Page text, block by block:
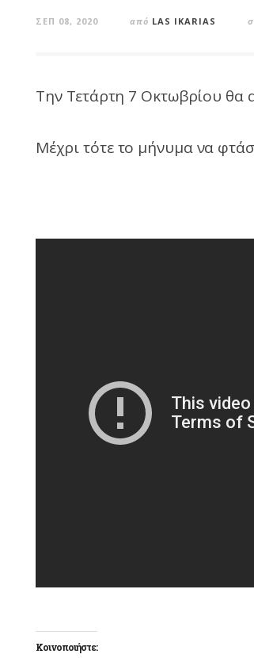
ΣΕΠ 08, 2020 από LAS IKARIAS
Την Τετάρτη 7 Οκτωβρίου θα
Μέχρι τότε το μήνυμα να
Κοινοποιήστε: